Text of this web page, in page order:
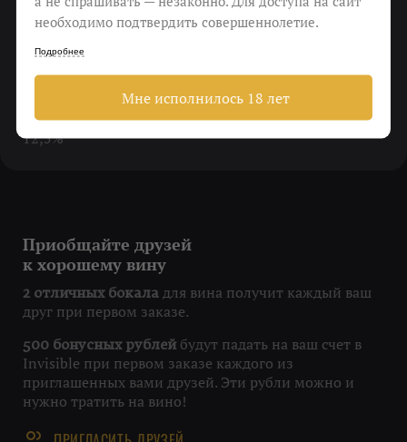
12,5%
Приобщайте друзей
к хорошему вину
2 отличных бокала для вина получит каждый ваш
друг при первом заказе.
500 бонусных рублей будут падать на ваш счет в
Invisible при первом заказе каждого из
приглашенных вами друзей. Эти рубли можно и
нужно тратить на вино!
необходимо подтвердить совершеннолетие.
Подробнее
Мне исполнилось 18 лет